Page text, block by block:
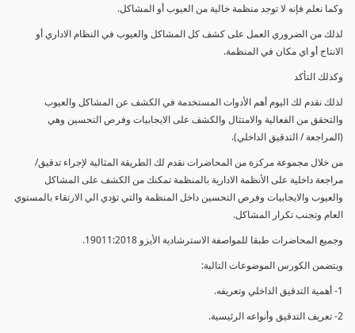
وكما نعلم فإنه لا توجد منظمة خالية من العيوب أو المشاكل.
لذلك من الضروري العمل على كشف كل المشاكل والعيوب في النظام الاداري أو
الانتاج أو اي مكان في المنظمة.
وكذلك التأكد
لذلك نقدم لك اليوم أهم الأدوات المستخدمة في الكشف عن المشاكل والعيوب
والتحقق من الفعالية والامتثال والكشف على الايجابيات وفرص التحسين وهي
(المراجعة / التدقيق الداخلي).
من خلال مجموعة مركزة من المحاضرات نقدم لك الطريقة المثالية لإجراء تدقيق/
مراجعة داخلية على الأنظمة الادارية بالمنظمة تمكنك من الكشف على المشاكل
والعيوب والايجابيات وفرص التحسين داخل المنظمة والتي تؤدي الي الارتقاء بالمستوي
العام وتجنب تكرار المشاكل.
وجميع المحاضرات طبقا للمواصفة الاسترشادية الأيزو 19011:2018.
ويتضمن الكورس الموضوعات التالية:
1- أهمية التدقيق الداخلي وتعريفه.
2- تعريف التدقيق وأنواعه الرئيسية.